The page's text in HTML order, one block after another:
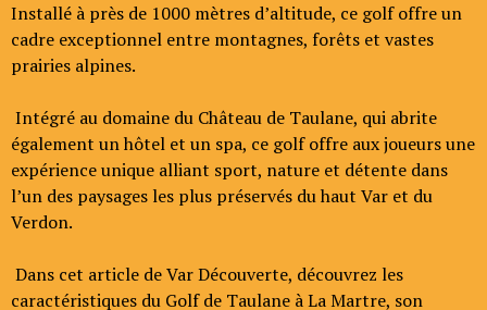
Installé à près de 1000 mètres d’altitude, ce golf offre un
cadre exceptionnel entre montagnes, forêts et vastes
prairies alpines.
Intégré au domaine du Château de Taulane, qui abrite
également un hôtel et un spa, ce golf offre aux joueurs une
expérience unique alliant sport, nature et détente dans
l’un des paysages les plus préservés du haut Var et du
Verdon.
Dans cet article de Var Découverte, découvrez les
caractéristiques du Golf de Taulane à La Martre, son